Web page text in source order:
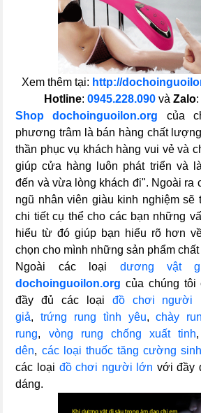
Xem thêm tại: http://
Hotline: 0945.228.090và Zalo:
Shop dochoinguoilon.org của
phương trâm là bán hàng chất
thần phục vụ khách hàng vui vẻ và
giúp cửa hàng luôn phát triển và
đến và vừa lòng khách đi". Ngoài ra
ngũ nhân viên giàu kinh nghiệm sẽ
chi tiết cụ thể cho các bạn những
hiểu từ đó giúp bạn hiểu rõ hơn
chọn cho mình những sản phẩm
Ngoài các loại dương vật
dochoinguoilon.org của chúng tôi
đầy đủ các loại đồ chơi người
giả,trứng rung tình yêu,chày
rung, vòng rung chống xuất tinh,
dên, các loại thuốc tăng cường
các loại đồ chơi người lớn với đầy
dáng.